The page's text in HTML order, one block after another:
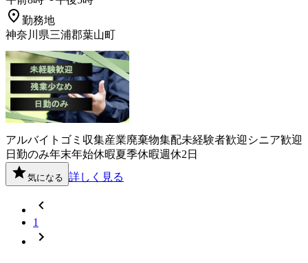
勤務地
神奈川県三浦郡葉山町
アルバイト ゴミ収集産業廃棄物集配未経験者歓迎 シニア歓迎
日勤のみ年末年始休暇夏季休暇週休2日
気になる 詳しく見る
1